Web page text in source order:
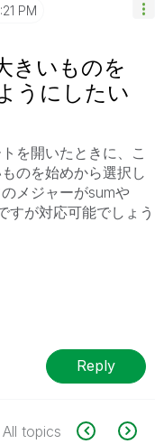
PM
きいものを
うにしたい
を開いたときに、こ
のを始めから選択し
メジャーがsumや
すが対応可能でしょう
Reply
All topics